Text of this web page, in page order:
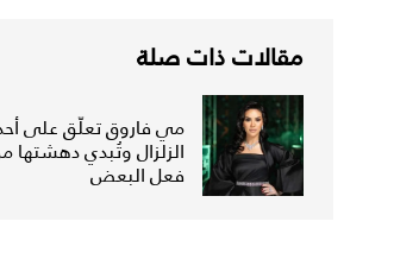
مقالات ذات صلة
مي فاروق تعلّق على
الزلزال وتُبدي دهشتها
فعل البعض